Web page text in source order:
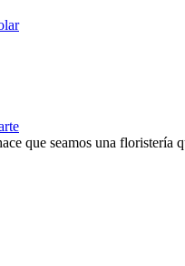
que seamos una floristería